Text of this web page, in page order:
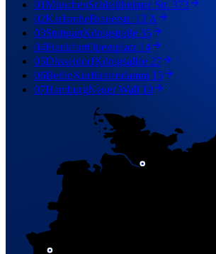
01MünchenSchleißheimer Str. 373
02KarlsruheBrauerstr. 12 A
03StuttgartKönigstraße 35
04FrankfurtOpernplatz 14
05DüsseldorfKönigsallee 27
06BerlinKurfürstendamm 15
07HamburgNeuer Wall 10